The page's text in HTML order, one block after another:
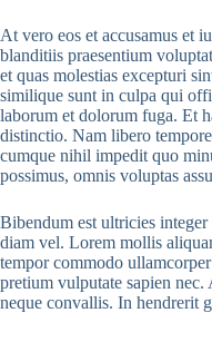
At vero eos et accusamus et
blanditiis praesentium
et quas molestias excepturi
similique sunt in culpa qui
laborum et dolorum fuga. Et
distinctio. Nam libero
cumque nihil impedit quo
possimus, omnis voluptas
Bibendum est ultricies
diam vel. Lorem mollis
tempor commodo
pretium vulputate sapien
neque convallis. In hendrerit